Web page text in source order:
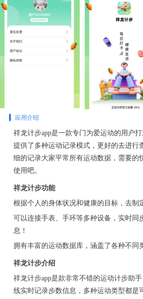
应用介绍
祥龙计步app是一款专门为爱运动的用户
提供了多种运动记录模式，更好的去进行
细的记录大家平常所有运动数据，需要的
使用吧。
祥龙计步功能
根据个人的身体状况和健康的目标，去制
可以连接手表、手环等多种设备，实时同
息！
拥有丰富的运动数据库，涵盖了各种不同
祥龙计步介绍
祥龙计步app是款非常不错的运动计步助
线实时记录步数信息，多种运动类型都是